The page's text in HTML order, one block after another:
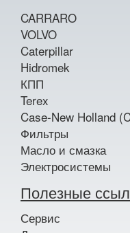
CARRARO
VOLVO
Caterpillar
Hidromek
КПП
Terex
Case-New Holland
Фильтры
Масло и смазка
Электросистемы
Полезные
Сервис